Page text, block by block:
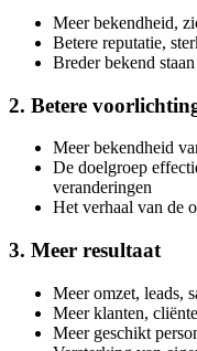
Meer bekendheid,
Betere reputatie,
Breder bekend
2. Betere
Meer bekendheid
De doelgroep
veranderingen
Het verhaal van de
3. Meer resultaat
Meer omzet, leads,
Meer klanten,
Meer geschikt